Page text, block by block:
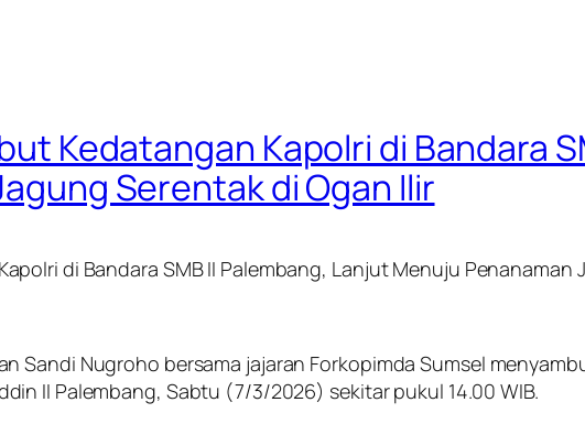
Kedatangan Kapolri di Bandara
Serentak di Ogan Ilir
di Bandara SMB II Palembang, Lanjut Menuju Penanaman
Sandi Nugroho bersama jajaran Forkopimda Sumsel
II Palembang, Sabtu (7/3/2026) sekitar pukul 14.00 WIB.